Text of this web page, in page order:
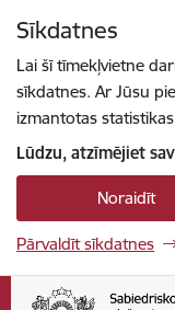
Sīkdatnes
Lai šī tīmekļvietne
sīkdatnes. Ar Jūsu
izmantotas
Lūdzu, atzīmējiet
Noraidīt
Pārvaldīt sīkdatnes